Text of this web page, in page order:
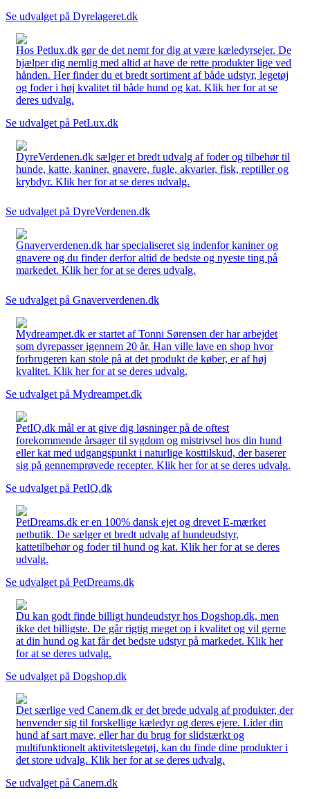
Se udvalget på Dyrelageret.dk
Hos Petlux.dk gør de det nemt for dig at være kæledyrsejer. De
hjælper dig nemlig med altid at have de rette produkter lige ved
hånden. Her finder du et bredt sortiment af både udstyr, legetøj
og foder i høj kvalitet til både hund og kat. Klik her for at se
deres udvalg.
Se udvalget på PetLux.dk
DyreVerdenen.dk sælger et bredt udvalg af foder og tilbehør til
hunde, katte, kaniner, gnavere, fugle, akvarier, fisk, reptiller og
krybdyr. Klik her for at se deres udvalg.
Se udvalget på DyreVerdenen.dk
Gnaververdenen.dk har specialiseret sig indenfor kaniner og
gnavere og du finder derfor altid de bedste og nyeste ting på
markedet. Klik her for at se deres udvalg.
Se udvalget på Gnaververdenen.dk
Mydreampet.dk er startet af Tonni Sørensen der har arbejdet
som dyrepasser igennem 20 år. Han ville lave en shop hvor
forbrugeren kan stole på at det produkt de køber, er af høj
kvalitet. Klik her for at se deres udvalg.
Se udvalget på Mydreampet.dk
PetIQ.dk mål er at give dig løsninger på de oftest
forekommende årsager til sygdom og mistrivsel hos din hund
eller kat med udgangspunkt i naturlige kosttilskud, der baserer
sig på gennemprøvede recepter. Klik her for at se deres udvalg.
Se udvalget på PetIQ.dk
PetDreams.dk er en 100% dansk ejet og drevet E-mærket
netbutik. De sælger et bredt udvalg af hundeudstyr,
kattetilbehør og foder til hund og kat. Klik her for at se deres
udvalg.
Se udvalget på PetDreams.dk
Du kan godt finde billigt hundeudstyr hos Dogshop.dk, men
ikke det billigste. De går rigtig meget op i kvalitet og vil gerne
at din hund og kat får det bedste udstyr på markedet. Klik her
for at se deres udvalg.
Se udvalget på Dogshop.dk
Det særlige ved Canem.dk er det brede udvalg af produkter, der
henvender sig til forskellige kæledyr og deres ejere. Lider din
hund af sart mave, eller har du brug for slidstærkt og
multifunktionelt aktivitetslegetøj, kan du finde dine produkter i
det store udvalg. Klik her for at se deres udvalg.
Se udvalget på Canem.dk